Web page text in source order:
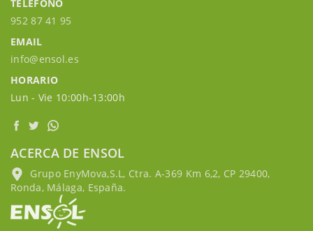
TELÉFONO
952 87 41 95
EMAIL
info@ensol.es
HORARIO
Lun - Vie 10:00h-13:00h
ACERCA DE ENSOL
Grupo EnyMova,S.L, Ctra. A-369 Km 6,2, CP 29400,
Ronda, Málaga, España.